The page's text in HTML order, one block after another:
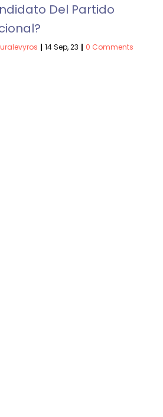
Del Partido
| 14Sep, 23 | 0 Comments